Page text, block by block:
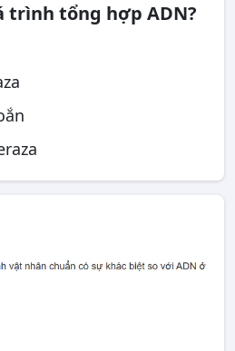
trình tổng hợp ADN?